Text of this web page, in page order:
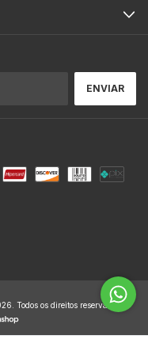
Todos os direitos reservados.